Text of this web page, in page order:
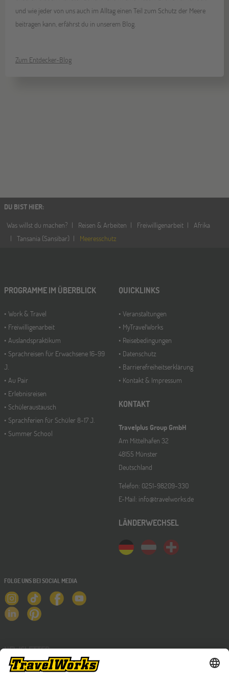
10
OKT
Gräfelfing
Jugendbildungsmesse JuBi
17 Stuttgart
14
NOV
Hannover
Jugendbildungsmesse JuBi
14
NOV
Hamburg
21
NOV
Münster
Jugendbildungsmesse JuBi
und wie jeder von uns auch im Alltag einen Teil zum Schutz der Meere
beitragen kann, erfährst du in unserem Blog.
Zum Entdecker-Blog
DU BIST HIER:
Was willst du machen?
Reisen & Arbeiten Freiwilligenarbeit
Afrika
Tansania (Sansibar)
Meeresschutz
PROGRAMME IM ÜBERBLICK
Work & Travel
Freiwilligenarbeit
Auslandspraktikum
Sprachreisen für Erwachsene 16-99
J.
Au Pair
Erlebnisreisen
Schüleraustausch
Sprachferien für Schüler 8-17 J.
Summer School
QUICKLINKS
Veranstaltungen
MyTravelWorks
Reisebedingungen
Datenschutz
Barrierefreiheitserklärung
Kontakt & Impressum
KONTAKT
Travelplus Group GmbH
Am Mittelhafen 32
48155 Münster
Deutschland
Telefon: 0251-98209-330
E-Mail: info@travelworks.de
LÄNDERWECHSEL
FOLGE UNS BEI SOCIAL MEDIA
NEWSLETTER